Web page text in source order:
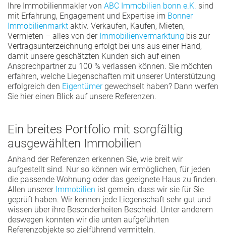
Ihre Immobilienmakler von ABC Immobilien bonn e.K. sind
mit Erfahrung, Engagement und Expertise im Bonner
Immobilienmarkt aktiv. Verkaufen, Kaufen, Mieten,
Vermieten – alles von der Immobilienvermarktung bis zur
Vertragsunterzeichnung erfolgt bei uns aus einer Hand,
damit unsere geschätzten Kunden sich auf einen
Ansprechpartner zu 100 % verlassen können. Sie möchten
erfahren, welche Liegenschaften mit unserer Unterstützung
erfolgreich den Eigentümergewechselt haben? Dann werfen
Sie hier einen Blick auf unsere Referenzen.
Ein breites Portfolio mit sorgfältig
ausgewählten Immobilien
Anhand der Referenzen erkennen Sie, wie breit wir
aufgestellt sind. Nur so können wir ermöglichen, für jeden
die passende Wohnung oder das geeignete Haus zu finden.
Allen unserer Immobilien ist gemein, dass wir sie für Sie
geprüft haben. Wir kennen jede Liegenschaft sehr gut und
wissen über ihre Besonderheiten Bescheid. Unter anderem
deswegen konnten wir die unten aufgeführten
Referenzobjekte so zielführend vermitteln.